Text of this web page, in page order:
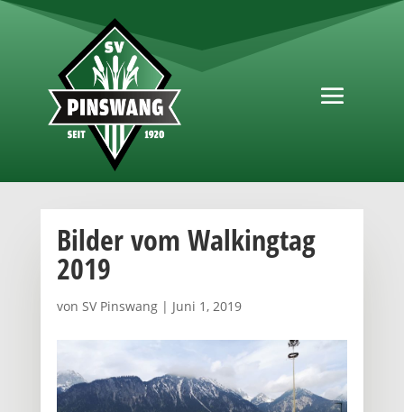
Bilder vom Walkingtag
2019
von SV Pinswang| Juni 1, 2019